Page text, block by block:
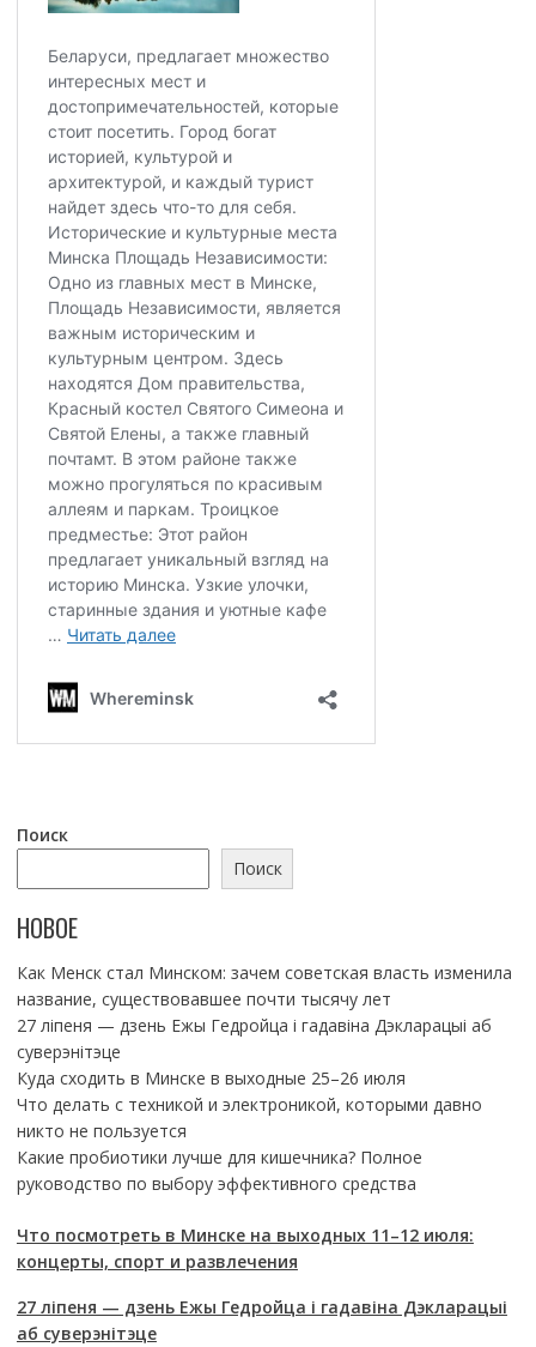
Поиск
Поиск
НОВОЕ
Как Менск стал Минском: зачем советская власть изменила
название, существовавшее почти тысячу лет
27 ліпеня — дзень Ежы Гедройца і гадавіна Дэкларацыі аб
суверэнітэце
Куда сходить в Минске в выходные 25–26 июля
Что делать с техникой и электроникой, которыми давно
никто не пользуется
Какие пробиотики лучше для кишечника? Полное
руководство по выбору эффективного средства
Что посмотреть в Минске на выходных 11–12 июля:
концерты, спорт и развлечения
27 ліпеня — дзень Ежы Гедройца і гадавіна Дэкларацыі
аб суверэнітэце